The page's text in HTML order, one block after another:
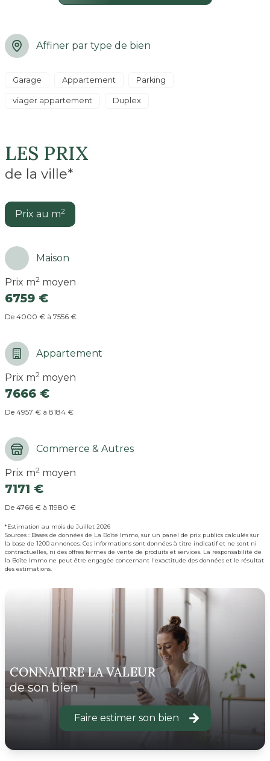
Affiner par type de bien
Garage Appartement Parking
viager appartement Duplex
LES PRIX
de la ville*
Prix au m2
Maison
Prix m2 moyen
6759 €
De 4000 € à 7556 €
Appartement
Prix m2 moyen
7666 €
De 4957 € à 8184 €
Commerce & Autres
Prix m2 moyen
7171 €
De 4766 € à 11980 €
*Estimation au mois de Juillet 2026
Sources : Bases de données de La Boîte Immo, sur un panel de prix publics calculés sur
la base de 1200 annonces. Ces informations sont données à titre indicatif et ne sont ni
contractuelles, ni des offres fermes de vente de produits et services. La responsabilité de
la Boîte Immo ne peut être engagée concernant l'exactitude des données et le résultat
des estimations.
CONNAITRE LA VALEUR
de son bien
Faire estimer son bien